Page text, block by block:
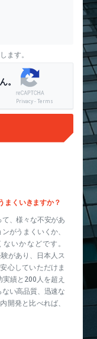
ます。
。
Privacy - Terms
まくいきますか？
、様々な不安があ
がうまくいくか、
いかなどです。
があり、日本人ス
心していただけま
績と200人を超え
い高品質、迅速な
開発と比べれば、